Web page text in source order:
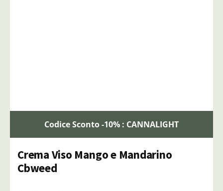
Codice Sconto -10% : CANNALIGHT
Crema Viso Mango e Mandarino
Cbweed